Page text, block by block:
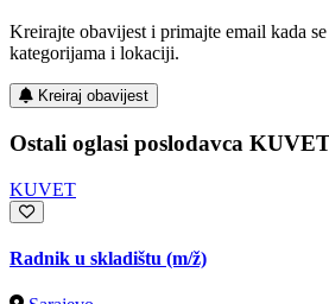
Kreirajte obavijest i primajte email kada
kategorijama i lokaciji.
Kreiraj obavijest
Ostali oglasi poslodavca
KUVET
Radnik u skladištu (m/ž)